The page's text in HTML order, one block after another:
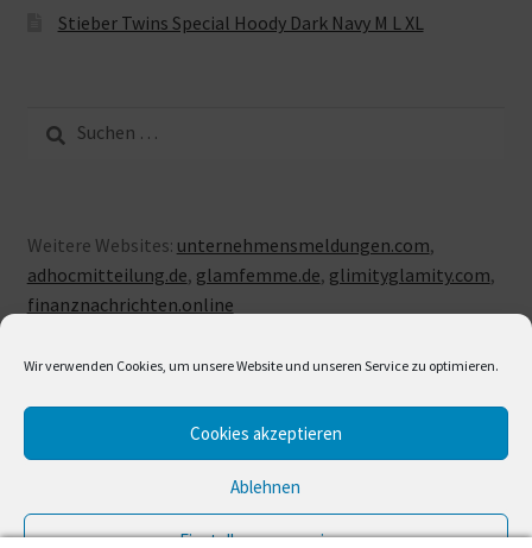
Wir verwenden Cookies, um unsere Website und unseren Service zu optimieren.
Cookies akzeptieren
Ablehnen
Einstellungen anzeigen
Stieber Twins Special Hoody Dark Navy M L XL
nach:
Weitere Websites: unternehmensmeldungen.com,
adhocmitteilung.de, glamfemme.de, glimityglamity.com,
finanznachrichten.online
© LUXUSLOVE 2026
Erstellt mit Storefront & WooCommerce